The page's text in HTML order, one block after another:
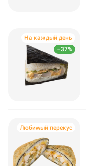
–37%
На каждый день
Любимый перекус